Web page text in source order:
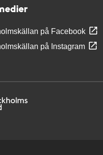
på Facebook
på Instagram